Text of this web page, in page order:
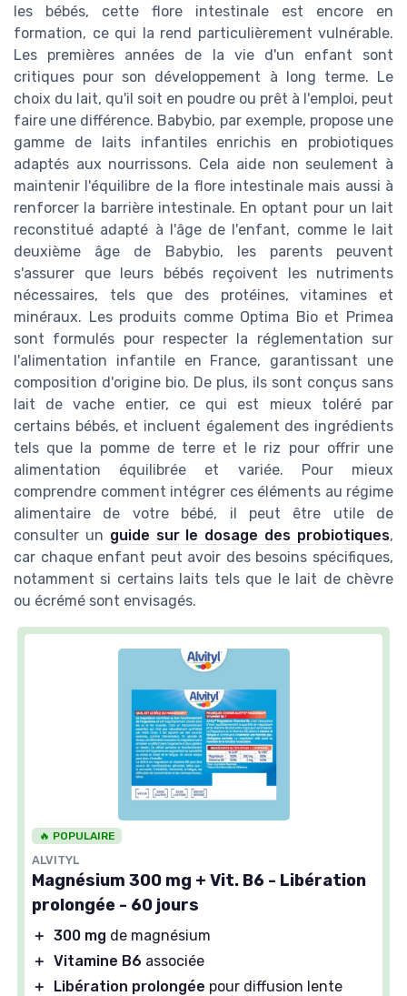
les bébés, cette flore intestinale est encore en
formation, ce qui la rend particulièrement vulnérable.
Les premières années de la vie d'un enfant sont
critiques pour son développement à long terme. Le
choix du lait, qu'il soit en poudre ou prêt à l'emploi, peut
faire une différence. Babybio, par exemple, propose une
gamme de laits infantiles enrichis en probiotiques
adaptés aux nourrissons. Cela aide non seulement à
maintenir l'équilibre de la flore intestinale mais aussi à
renforcer la barrière intestinale. En optant pour un lait
reconstitué adapté à l'âge de l'enfant, comme le lait
deuxième âge de Babybio, les parents peuvent
s'assurer que leurs bébés reçoivent les nutriments
nécessaires, tels que des protéines, vitamines et
minéraux. Les produits comme Optima Bio et Primea
sont formulés pour respecter la réglementation sur
l'alimentation infantile en France, garantissant une
composition d'origine bio. De plus, ils sont conçus sans
lait de vache entier, ce qui est mieux toléré par
certains bébés, et incluent également des ingrédients
tels que la pomme de terre et le riz pour offrir une
alimentation équilibrée et variée. Pour mieux
comprendre comment intégrer ces éléments au régime
alimentaire de votre bébé, il peut être utile de
consulter un guide sur le dosage des probiotiques,
car chaque enfant peut avoir des besoins spécifiques,
notamment si certains laits tels que le lait de chèvre
ou écrémé sont envisagés.
🔥 POPULAIRE
ALVITYL
Magnésium 300 mg + Vit. B6 - Libération
prolongée - 60 jours
＋ 300 mg de magnésium
＋ Vitamine B6 associée
＋
Libération prolongée pour diffusion lente